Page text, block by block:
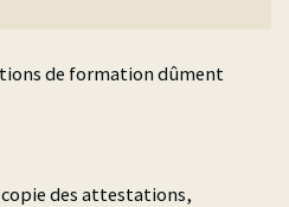
de formation dûment
copie des attestations,